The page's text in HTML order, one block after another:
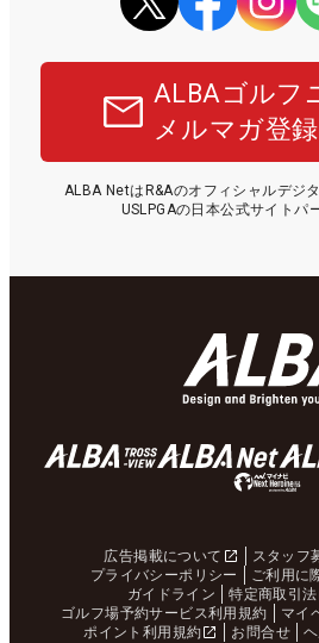
ALBAゴルフ
メルマガ登
ALBA NetはR&Aのオフィシャルデジ
USLPGAの日本公式サイトパ
広告掲載について スタッフ
プライバシーポリシー
ご利用に
ガイドライン
特定商取引
ゴルフ場予約サービス利用規約
マイ
ポイント利用規約
お問合せ